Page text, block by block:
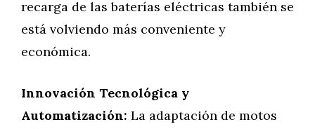
recarga de las baterías eléctricas también se
está volviendo más conveniente y
económica.
Innovación Tecnológica y
Automatización: La adaptación de motos